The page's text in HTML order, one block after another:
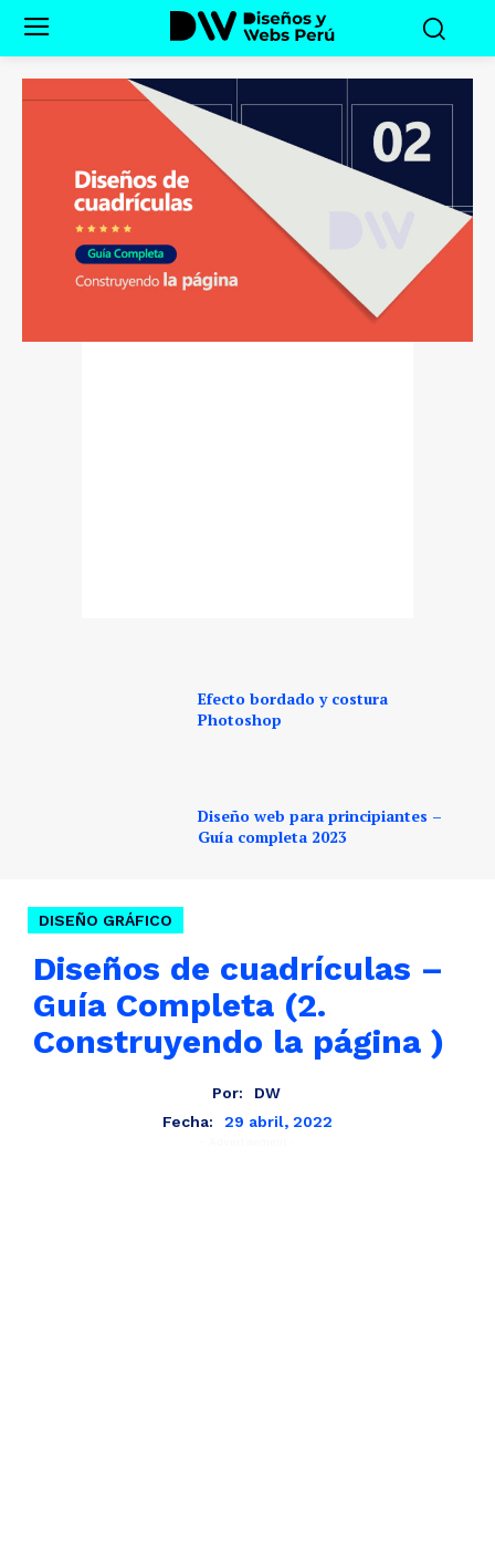
Efecto bordado y costura
Photoshop
Diseño web para principiantes –
Guía completa 2023
DISEÑO GRÁFICO
Diseños de cuadrículas –
Guía Completa (2.
Construyendo la página )
Por:
DW
Fecha:
29 abril, 2022